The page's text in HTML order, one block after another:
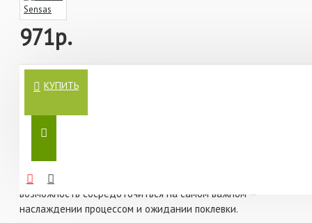
971р.
Sensas
КУПИТЬ
Погрузитесь в мир рыбалки, где каждый заброс — это
шанс поймать трофей своей мечты. Прикормка Sensas
смесь, это ключ к успешной ловле леща и крупной рыбы.
Представьте, как ваша кормушка, наполненная этой
Она держится в кормушке так надежно, что даже
сильное течение не сможет ее смыть, оставляя вам
возможность сосредоточиться на самом важном —
наслаждении процессом и ожидании поклевки.